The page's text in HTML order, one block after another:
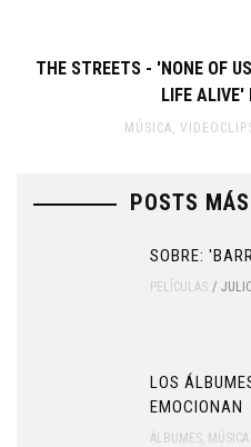
THE STREETS - 'NONE OF
LIFE ALIVE'
MÚSICA
POSTS
SOBRE:
PELÍCULAS
LOS
EMOCIONAN
ÁLBUMES MÚSICA